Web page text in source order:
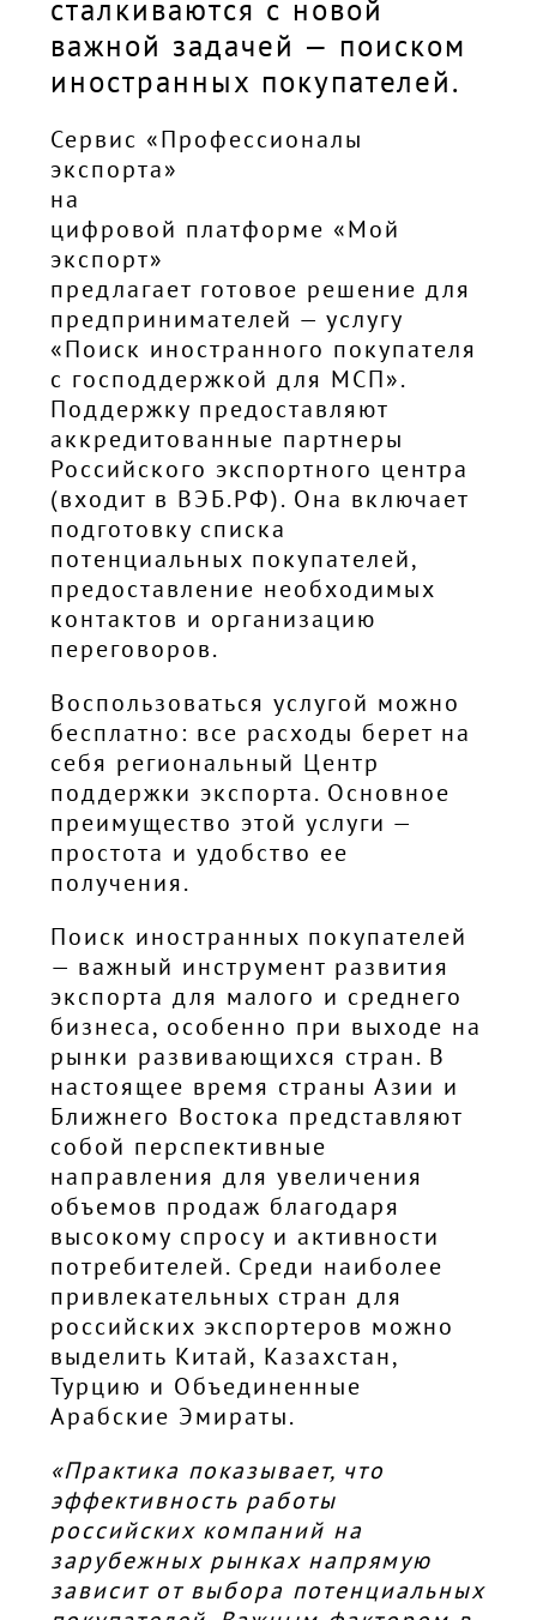
сталкиваются с новой
важной задачей — поиском
иностранных покупателей.
Сервис «Профессионалы
экспорта»
на
цифровой платформе «Мой
экспорт»
предлагает готовое решение для
предпринимателей — услугу
«Поиск иностранного покупателя
с господдержкой для МСП».
Поддержку предоставляют
аккредитованные партнеры
Российского экспортного центра
(входит в ВЭБ.РФ). Она включает
подготовку списка
потенциальных покупателей,
предоставление необходимых
контактов и организацию
переговоров.
Воспользоваться услугой можно
бесплатно: все расходы берет на
себя региональный Центр
поддержки экспорта. Основное
преимущество этой услуги —
простота и удобство ее
получения.
Поиск иностранных покупателей
— важный инструмент развития
экспорта для малого и среднего
бизнеса, особенно при выходе на
рынки развивающихся стран. В
настоящее время страны Азии и
Ближнего Востока представляют
собой перспективные
направления для увеличения
объемов продаж благодаря
высокому спросу и активности
потребителей. Среди наиболее
привлекательных стран для
российских экспортеров можно
выделить Китай, Казахстан,
Турцию и Объединенные
Арабские Эмираты.
«Практика показывает, что
эффективность работы
российских компаний на
зарубежных рынках напрямую
зависит от выбора потенциальных